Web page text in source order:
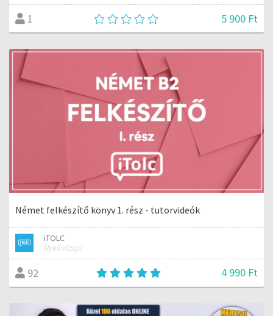
1 5 900 Ft
Német felkészítő könyv 1. rész - tutorvideók
iTOLC
Nyelvvizsga
92 4 990 Ft